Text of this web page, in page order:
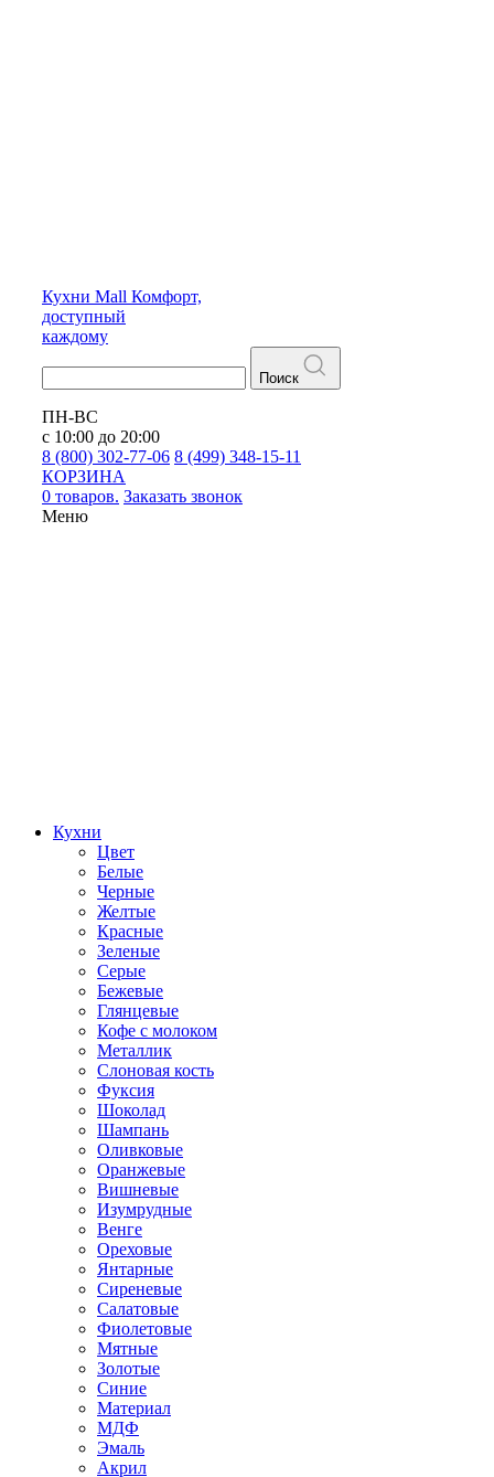
Кухни Mall Комфорт,
доступный
каждому
Поиск
ПН-ВС
с 10:00 до 20:00
8 (800) 302-77-06 8 (499) 348-15-11
КОРЗИНА
0 товаров. Заказать звонок
Меню
Кухни
Цвет
Белые
Черные
Желтые
Красные
Зеленые
Серые
Бежевые
Глянцевые
Кофе с молоком
Металлик
Слоновая кость
Фуксия
Шоколад
Шампань
Оливковые
Оранжевые
Вишневые
Изумрудные
Венге
Ореховые
Янтарные
Сиреневые
Салатовые
Фиолетовые
Мятные
Золотые
Синие
Материал
МДФ
Эмаль
Акрил